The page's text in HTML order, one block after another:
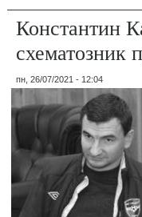
Константин
схематозник
пн, 26/07/2021 - 12:04